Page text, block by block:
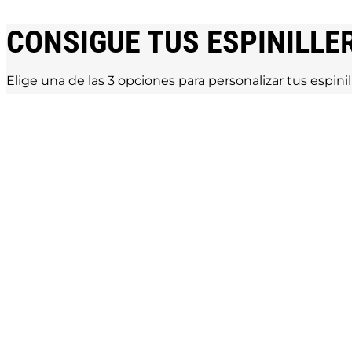
CONSIGUE TUS
Elige una de las 3 opciones para personalizar tus